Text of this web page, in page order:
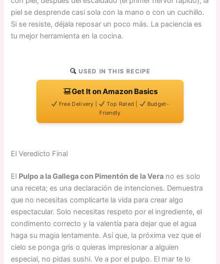
piel se desprende casi sola con la mano o con un cuchillo.
Si se resiste, déjala reposar un poco más. La paciencia es
tu mejor herramienta en la cocina.
USED IN THIS RECIPE
Get It on Amazon Basics
Free Delivery | Top Rated |
Budget-
Friendly
El Veredicto Final
El Pulpo a la Gallega con Pimentón de la Vera no es solo
una receta; es una declaración de intenciones. Demuestra
que no necesitas complicarte la vida para crear algo
espectacular. Solo necesitas respeto por el ingrediente, el
condimento correcto y la valentía para dejar que el agua
haga su magia lentamente. Así que, la próxima vez que el
cielo se ponga gris o quieras impresionar a alguien
especial, no pidas sushi. Ve a por el pulpo. El mar te lo